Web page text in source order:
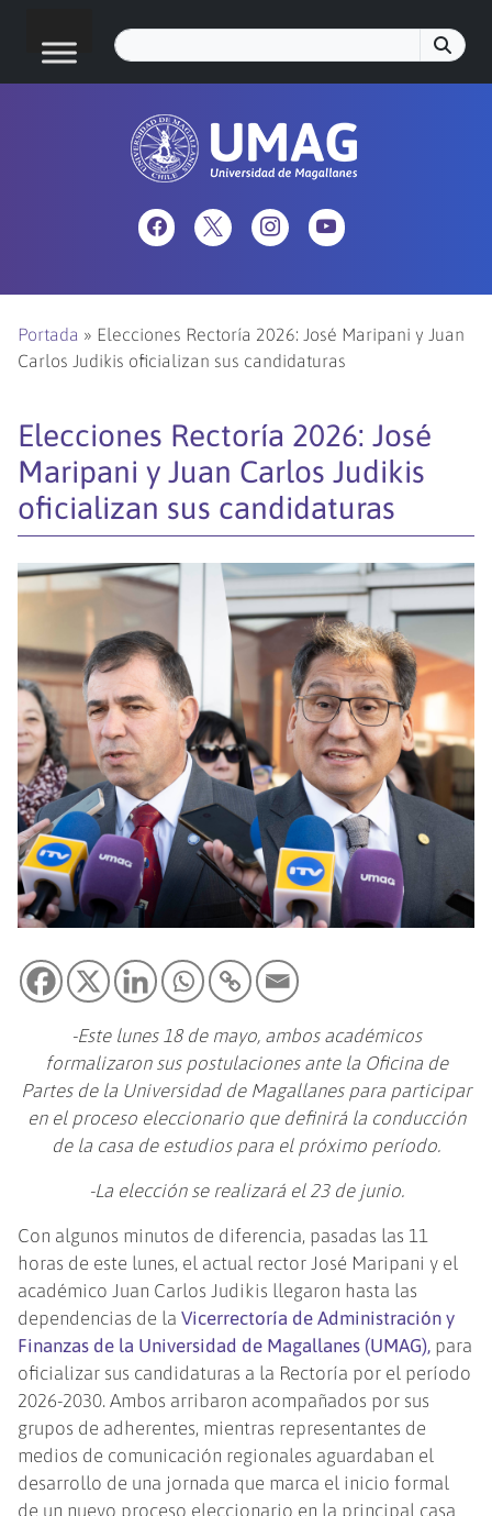
Portada » Elecciones Rectoría 2026: José Maripani y Juan
Carlos Judikis oficializan sus candidaturas
Elecciones Rectoría 2026: José
Maripani y Juan Carlos Judikis
oficializan sus candidaturas
-Este lunes 18 de mayo, ambos académicos
formalizaron sus postulaciones ante la Oficina de
Partes de la Universidad de Magallanes para participar
en el proceso eleccionario que definirá la conducción
de la casa de estudios para el próximo período.
-La elección se realizará el 23 de junio.
Con algunos minutos de diferencia, pasadas las 11
horas de este lunes, el actual rector José Maripani y el
académico Juan Carlos Judikis llegaron hasta las
dependencias de laVicerrectoría de Administración y
Finanzas de la Universidad de Magallanes (UMAG), para
oficializar sus candidaturas a la Rectoría por el período
2026-2030. Ambos arribaron acompañados por sus
grupos de adherentes, mientras representantes de
medios de comunicación regionales aguardaban el
desarrollo de una jornada que marca el inicio formal
de un nuevo proceso eleccionario en la principal casa